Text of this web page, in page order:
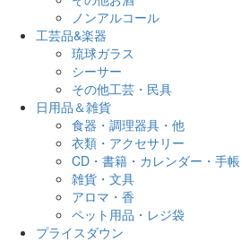
ノンアルコール
工芸品&楽器
琉球ガラス
シーサー
その他工芸・民具
日用品＆雑貨
食器・調理器具・他
衣類・アクセサリー
CD・書籍・カレンダー・手帳
雑貨・文具
アロマ・香
ペット用品・レジ袋
プライスダウン